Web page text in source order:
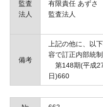
監査
法人
有限責任 あずさ
監査法人
備考
上記の他に、以
容で訂正内部統
第148期(平成
日)660